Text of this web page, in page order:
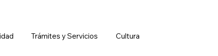
Trámites y Servicios Cultura